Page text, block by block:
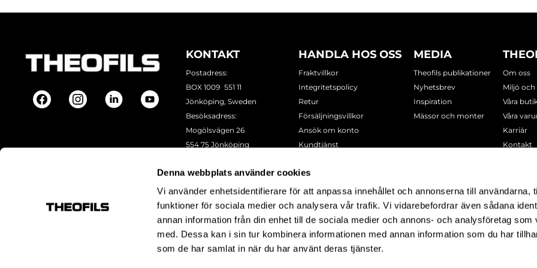
Denna webbplats använder cookies
Vi använder enhetsidentifierare för att anpassa innehållet och annonserna till användarna,
funktioner för sociala medier och analysera vår trafik. Vi vidarebefordrar även sådana
annan information från din enhet till de sociala medier och annons- och analysföretag som
med. Dessa kan i sin tur kombinera informationen med annan information som du har
som de har samlat in när du har använt deras tjänster.
KONTAKT
Postadress:
BOX 1009 551 11
Jönköping, Sweden
Besöksadress:
Mogölsvägen 26
554 75 Jönköping
Epost:info@theofils.se
Org. nr 556154-8925
Bankgironummer 835-7378
HANDLA HOS OSS
Fraktvillkor
Integritetspolicy
Retur
Försäljningsvillkor
Ansök om konto
Kundtjänst
MEDIA
Theofils publikationer
Nyhetsbrev
Inspiration
Mässor och monter
Om oss
Miljö
Våra
Våra
Karriär
Kontakt